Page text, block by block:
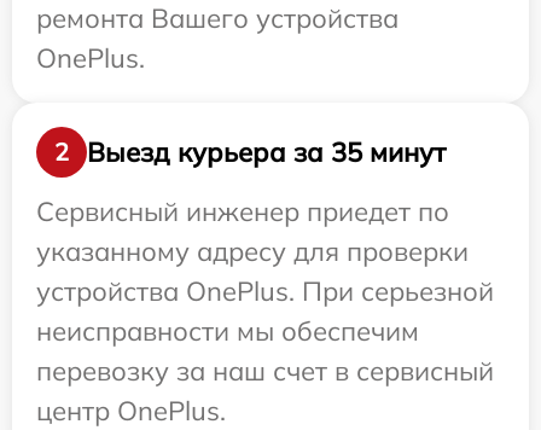
ремонта Вашего устройства
OnePlus.
2
Выезд курьера за 35 минут
Сервисный инженер приедет по
указанному адресу для проверки
устройства OnePlus. При серьезной
неисправности мы обеспечим
перевозку за наш счет в сервисный
центр OnePlus.